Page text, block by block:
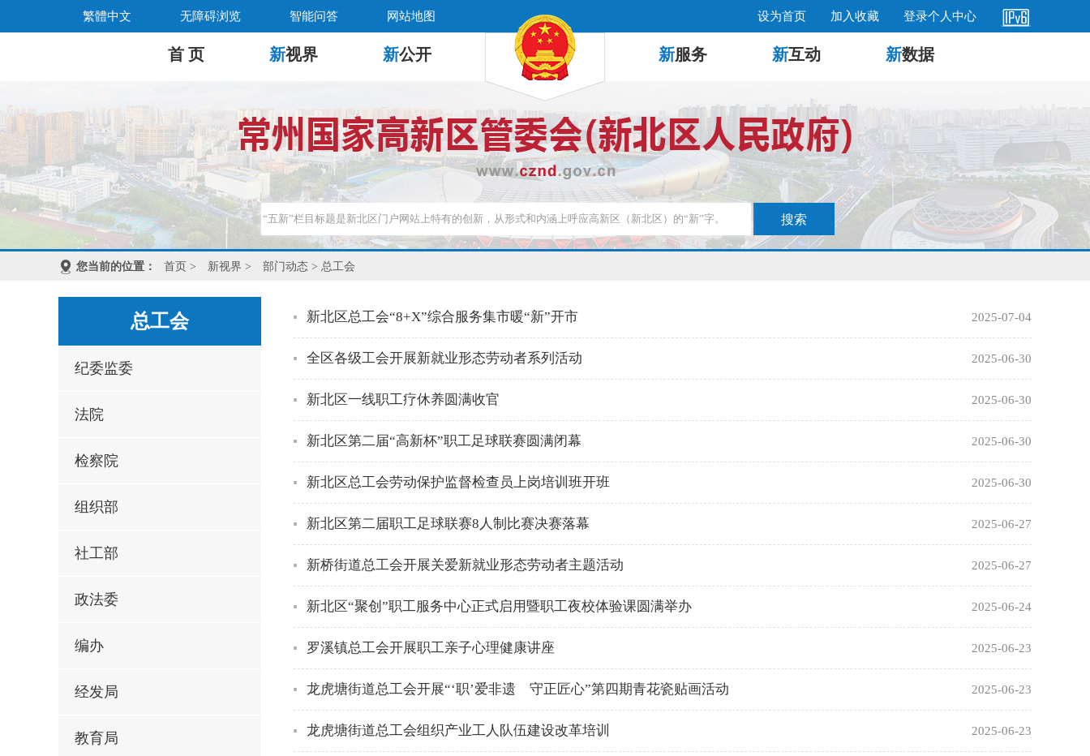
繁體中文 无障碍浏览 智能问答 网站地图 设为首页 加入收藏 登录个人中心
首 页 新视界 新公开 新服务 新互动 新数据
您当前的位置： 首页 > 新视界 > 部门动态 > 总工会
总工会
纪委监委
法院
检察院
组织部
社工部
政法委
编办
经发局
教育局
新北区总工会“8+X”综合服务集市暖“新”开市 2025-07-04
全区各级工会开展新就业形态劳动者系列活动 2025-06-30
新北区一线职工疗休养圆满收官 2025-06-30
新北区第二届“高新杯”职工足球联赛圆满闭幕 2025-06-30
新北区总工会劳动保护监督检查员上岗培训班开班 2025-06-30
新北区第二届职工足球联赛8人制比赛决赛落幕 2025-06-27
新桥街道总工会开展关爱新就业形态劳动者主题活动 2025-06-27
新北区“聚创”职工服务中心正式启用暨职工夜校体验课圆满举办 2025-06-24
罗溪镇总工会开展职工亲子心理健康讲座 2025-06-23
龙虎塘街道总工会开展“‘职’爱非遗 守正匠心”第四期青花瓷贴画活动 2025-06-23
龙虎塘街道总工会组织产业工人队伍建设改革培训 2025-06-23